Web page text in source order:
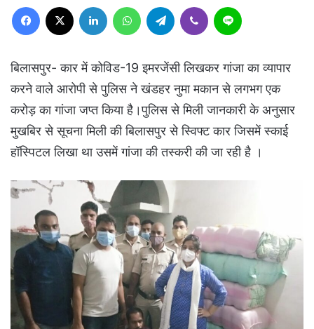
Facebook LinkedIn WhatsAppTelegram Viber
बिलासपुर- कार में कोविड-19 इमरजेंसी लिखकर गांजा का व्यापार
करने वाले आरोपी से पुलिस ने खंडहर नुमा मकान से लगभग एक
करोड़ का गांजा जप्त किया है।पुलिस से मिली जानकारी के अनुसार
मुखबिर से सूचना मिली की बिलासपुर से स्विफ्ट कार जिसमें स्काई
हॉस्पिटल लिखा था उसमें गांजा की तस्करी की जा रही है ।